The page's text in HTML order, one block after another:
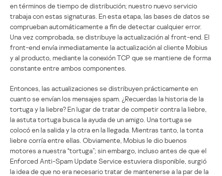
en términos de tiempo de distribución; nuestro nuevo servicio
trabaja con estas signaturas. En esta etapa, las bases de datos se
comprueban automáticamente a fin de detectar cualquier error.
Una vez comprobada, se distribuye la actualización al front-end. El
front-end envía inmediatamente la actualización al cliente Mobius
y al producto, mediante la conexión TCP que se mantiene de forma
constante entre ambos componentes.
Entonces, las actualizaciones se distribuyen prácticamente en
cuanto se envían los mensajes spam. ¿Recuerdas la historia de la
tortuga y la liebre? En lugar de tratar de competir contra la liebre,
la astuta tortuga busca la ayuda de un amigo. Una tortuga se
colocó en la salida y la otra en la llegada. Mientras tanto, la tonta
liebre corría entre ellas. Obviamente, Mobius le dio buenos
motores a nuestra “tortuga”; sin embargo, incluso antes de que el
Enforced Anti-Spam Update Service estuviera disponible, surgió
la idea de que no era necesario tratar de mantenerse a la par de la